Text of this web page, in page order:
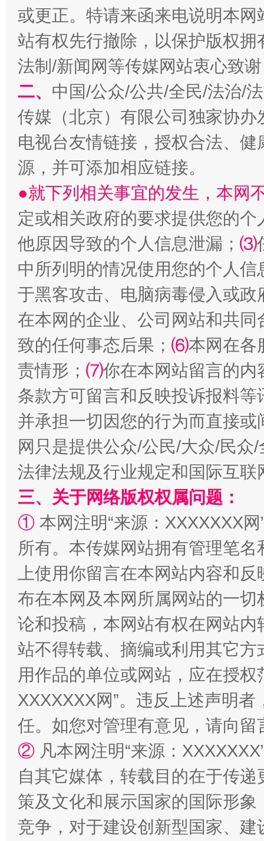
或更正。特请来函来电说明本
站有权先行撤除，以保护版权
法制/新闻网等传媒网站衷心致
二、 中国/公众/公共/全民/法治/
传媒（北京）有限公司独家协
电视台友情链接，授权合法、
源，并可添加相应链接。
●就下列相关事宜的发生，本网
定或相关政府的要求提供您的个
他原因导致的个人信息泄漏； ⑶
中所列明的情况使用您的个人
于黑客攻击、电脑病毒侵入或
在本网的企业、公司网站和共
致的任何事态后果； ⑹本网在各
责情形； ⑺你在本网站留言的内
条款方可留言和反映投诉报料
并承担一切因您的行为而直接
网只是提供公众/公民/大众/民
法律法规及行业规定和国际互
三、关于网络版权权属问题：
① 本网注明“来源：XXXXXXX
所有。本传媒网站拥有管理笔
上使用你留言在本网站内容和
布在本网及本网所属网站的一
论和投稿，本网站有权在网站
站不得转载、摘编或利用其它
用作品的单位或网站，应在授
XXXXXXX网”。违反上述声明
任。如您对管理有意见，请向
② 凡本网注明“来源：
自其它媒体，转载目的在于传
策及文化和展示国家的国际形
竞争，对于建设创新型国家、